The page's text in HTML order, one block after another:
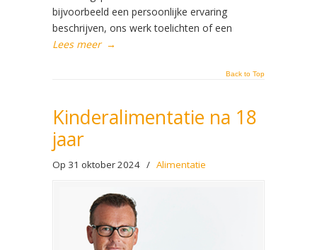
bijvoorbeeld een persoonlijke ervaring
beschrijven, ons werk toelichten of een
Lees meer →
Back to Top
Kinderalimentatie na 18
jaar
Op 31 oktober 2024 / Alimentatie